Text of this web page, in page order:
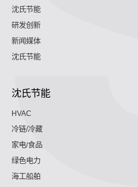
沈氏节能
研发创新
新闻媒体
沈氏节能
沈氏节能
HVAC
冷链/冷藏
家电/食品
绿色电力
海工船舶